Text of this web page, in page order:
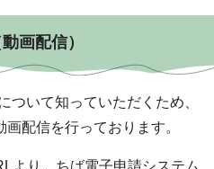
画配信）
ついて知っていただくため、
配信を行っております。